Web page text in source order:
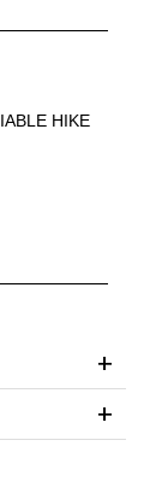
HIKE